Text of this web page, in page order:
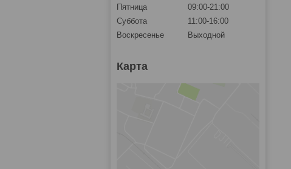
Пятница
09:00-21:00
Суббота
11:00-16:00
Воскресенье
Выходной
Карта